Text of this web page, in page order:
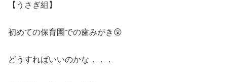
【うさぎ組】
初めての保育園での歯みがき😲
どうすればいいのかな．．．